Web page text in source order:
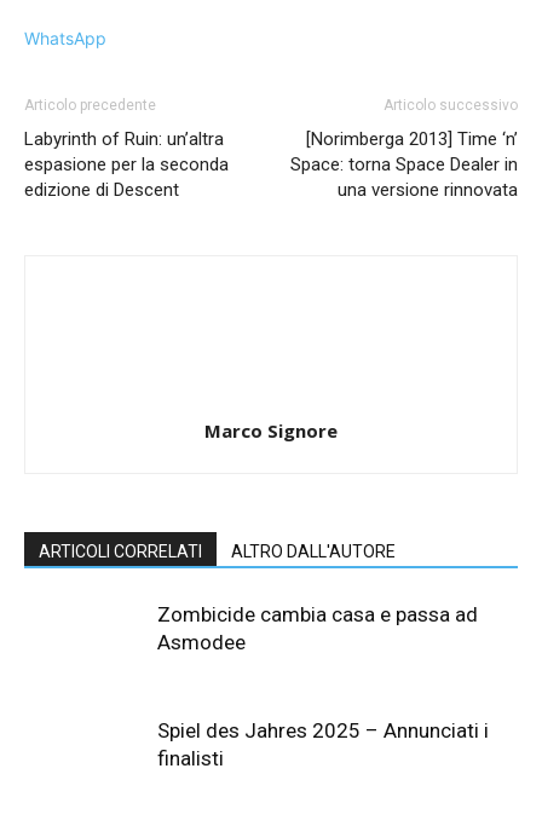
WhatsApp
Articolo precedente
Labyrinth of Ruin: un’altra
espasione per la seconda
edizione di Descent
Articolo successivo
[Norimberga 2013] Time ‘n’
Space: torna Space Dealer in
una versione rinnovata
Marco Signore
ARTICOLI CORRELATI ALTRO DALL'AUTORE
Zombicide cambia casa e passa ad
Asmodee
Spiel des Jahres 2025 – Annunciati i
finalisti